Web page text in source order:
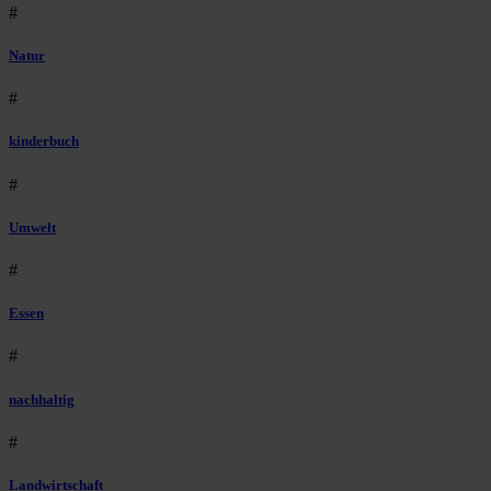
#
Natur
#
kinderbuch
#
Umwelt
#
Essen
#
nachhaltig
#
Landwirtschaft